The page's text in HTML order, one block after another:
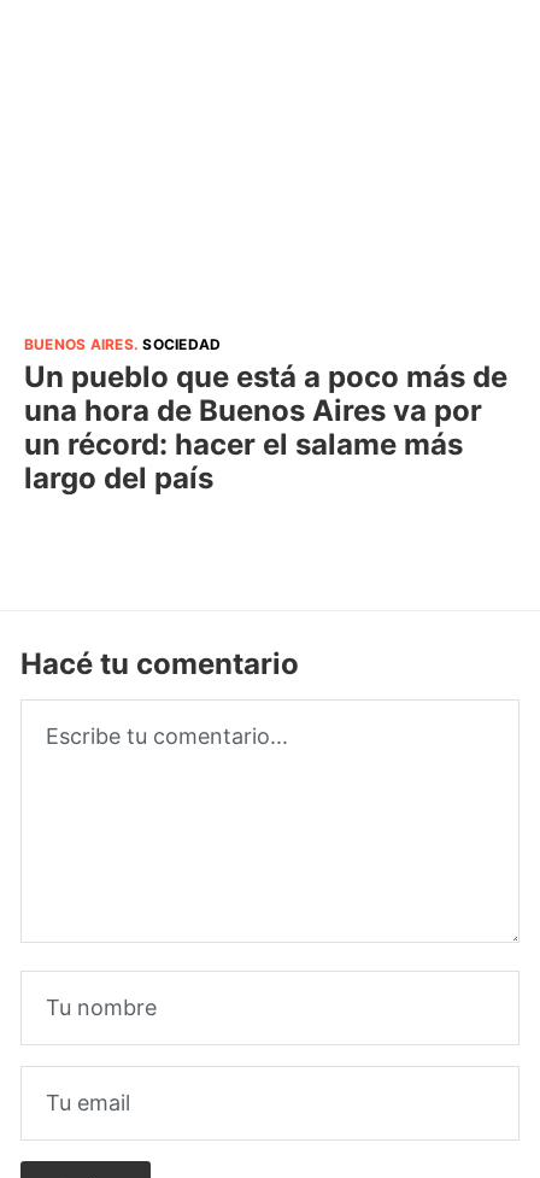
BUENOS AIRES.SOCIEDAD
Un pueblo que está a poco más de
una hora de Buenos Aires va por
un récord: hacer el salame más
largo del país
Hacé tu comentario